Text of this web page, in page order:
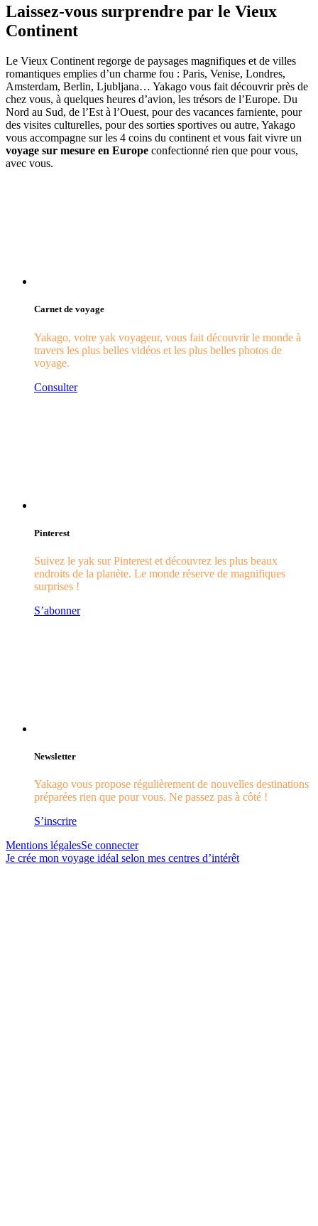
Laissez-vous surprendre par le Vieux
Continent
Le Vieux Continent regorge de paysages magnifiques et de villes
romantiques emplies d’un charme fou : Paris, Venise, Londres,
Amsterdam, Berlin, Ljubljana… Yakago vous fait découvrir près de
chez vous, à quelques heures d’avion, les trésors de l’Europe. Du
Nord au Sud, de l’Est à l’Ouest, pour des vacances farniente, pour
des visites culturelles, pour des sorties sportives ou autre, Yakago
vous accompagne sur les 4 coins du continent et vous fait vivre un
voyage sur mesure en Europe confectionné rien que pour vous,
avec vous.
Carnet de voyage
Yakago, votre yak voyageur, vous fait découvrir le monde à
travers les plus belles vidéos et les plus belles photos de
voyage.
Consulter
Pinterest
Suivez le yak sur Pinterest et découvrez les plus beaux
endroits de la planète. Le monde réserve de magnifiques
surprises !
S’abonner
Newsletter
Yakago vous propose régulièrement de nouvelles destinations
préparées rien que pour vous. Ne passez pas à côté !
S’inscrire
Mentions légalesSe connecter
Je crée mon voyage idéal selon mes centres d’intérêt